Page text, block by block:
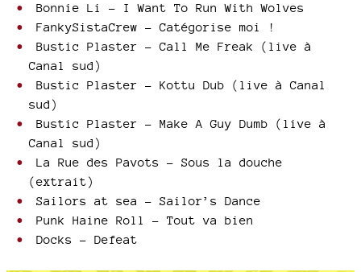
Bonnie Li - I Want To Run With Wolves
FankySistaCrew - Catégorise moi !
Bustic Plaster - Call Me Freak (live à
Canal sud)
Bustic Plaster - Kottu Dub (live à Canal
sud)
Bustic Plaster - Make A Guy Dumb (live à
Canal sud)
La Rue des Pavots - Sous la douche
(extrait)
Sailors at sea – Sailor’s Dance
Punk Haine Roll - Tout va bien
Docks - Defeat